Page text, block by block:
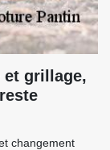
et grillage,
changement